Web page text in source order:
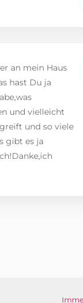
an mein Haus
hast Du ja
und vielleicht
und so viele
gibt es ja